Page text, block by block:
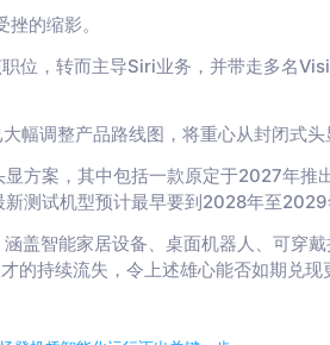
的缩影。
位，转而主导Siri业务，并带走多名
幅调整产品路线图，将重心从封闭式头
方案，其中包括一款原定于2027年推
测试机型预计最早要到2028年至2029
盖智能家居设备、桌面机器人、可穿
的持续流失，令上述雄心能否如期兑现